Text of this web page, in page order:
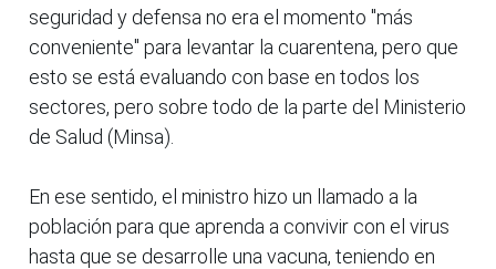
seguridad y defensa no era el momento "más
conveniente" para levantar la cuarentena, pero que
esto se está evaluando con base en todos los
sectores, pero sobre todo de la parte del Ministerio
de Salud (Minsa).
En ese sentido, el ministro hizo un llamado a la
población para que aprenda a convivir con el virus
hasta que se desarrolle una vacuna, teniendo en